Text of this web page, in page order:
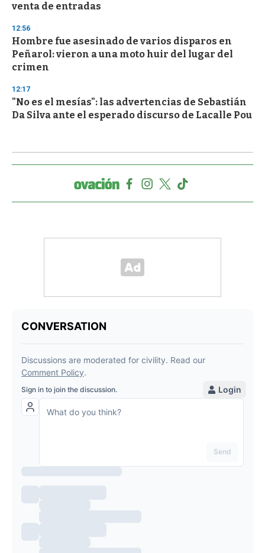
venta de entradas
12:56
Hombre fue asesinado de varios disparos en
Peñarol: vieron a una moto huir del lugar del
crimen
12:17
"No es el mesías": las advertencias de Sebastián
Da Silva ante el esperado discurso de Lacalle Pou